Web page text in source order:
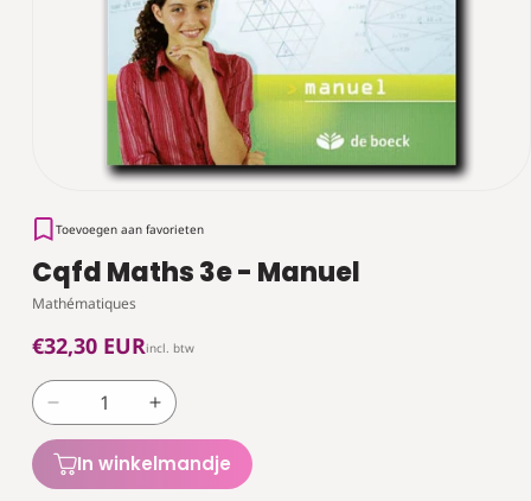
Toevoegen aan favorieten
Cqfd Maths 3e - Manuel
Mathématiques
Normale
prijs
€32,30 EURincl. btw
Aantal
verlagen
voor
Cqfd
Aantal
verhogen
voor
Cqfd
In winkelmandje